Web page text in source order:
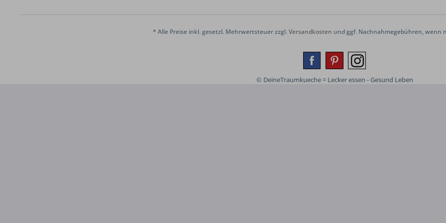
* Alle Preise inkl. gesetzl. Mehrwertsteuer zzgl.Versandkosten und ggf. Nachnahmegebühren, wenn
© DeineTraumkueche = Lecker essen - Gesund Leben